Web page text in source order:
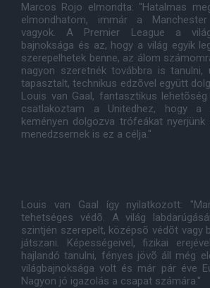
Marcos Rojo elmondta: "Hatalmas
elmondhatom, immár a
vagyok. A Premier League a világ
bajnoksága és az, hogy a világ egyik
szerepelhetek benne, az álom
nagyon szeretnék továbbra is tanulni,
tapasztalt, technikus edzõvel együtt
Louis van Gaal, fantasztikus
csatlakoztam a Unitedhez, hogy a
keményen dolgozva trófeákat
menedzsernek is ez a célja."
Louis van Gaal így nyilatkozott:
tehetséges védõ. A világ
szintjén szerepelt, középsõ védõt vagy
játszani. Képességeivel, fizikai
hajlandó tanulni, fényes jövõ áll még
világbajnoksága volt és már pár éve
Nagyon jó igazolás a csapat számára."